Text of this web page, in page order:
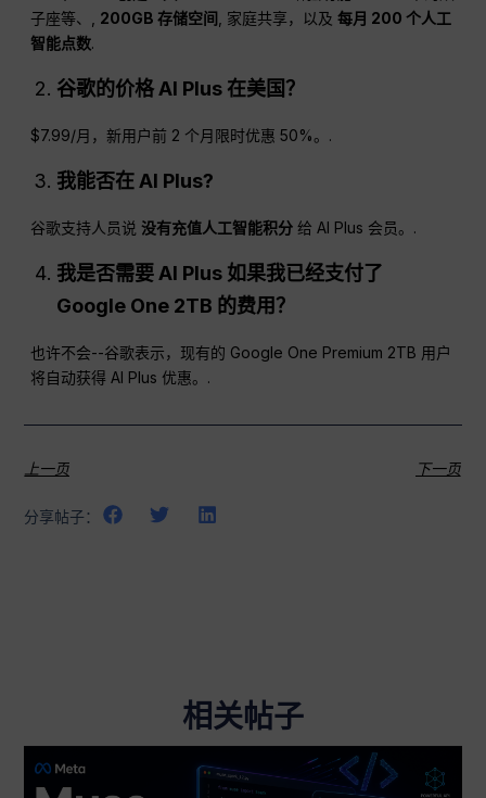
子座等、, 200GB 存储空间 , 家庭共享，以及每月 200 个人工
智能点数.
谷歌的价格 AI Plus 在美国？
$7.99/月，新用户前 2 个月限时优惠 50%。.
我能否在 AI Plus?
谷歌支持人员说没有充值人工智能积分 给 AI Plus 会员。.
我是否需要 AI Plus 如果我已经支付了
Google One 2TB 的费用？
也许不会--谷歌表示，现有的 Google One Premium 2TB 用户
将自动获得 AI Plus 优惠。.
上一页 下一页
分享帖子：
相关帖子